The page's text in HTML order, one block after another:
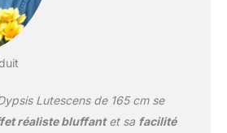
Lutescens de 165 cm se
réaliste bluffantet sa facilité